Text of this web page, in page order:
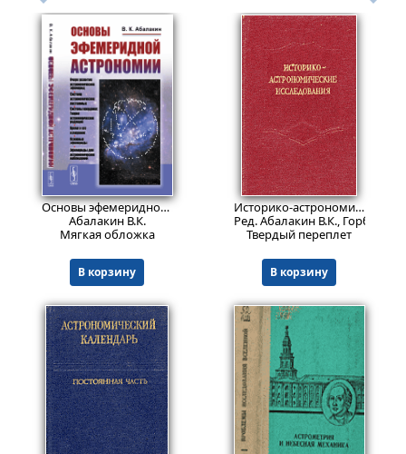
1315₽
Основы эфемеридной астрономии.
Изд. 2
Абалакин В.К.
Мягкая обложка
В корзину
Пред.заказ!
Историко-астрономические исследования.
Ред. Абалакин В.К.,
Твердый переплет
В корзину